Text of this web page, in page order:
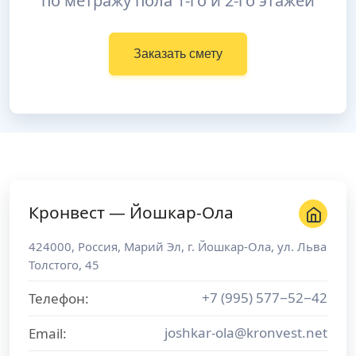
Заказать смету
Кронвест — Йошкар-Ола
424000, Россия, Марий Эл, г. Йошкар-Ола, ул. Льва
Толстого, 45
Телефон:
+7 (995) 577−52−42
Email:
joshkar-ola@kronvest.net